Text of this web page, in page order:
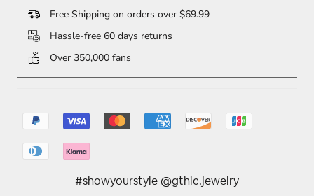
Free Shipping on orders over $69.99
Hassle-free 60 days returns
Over 350,000 fans
#showyourstyle @gthic.jewelry